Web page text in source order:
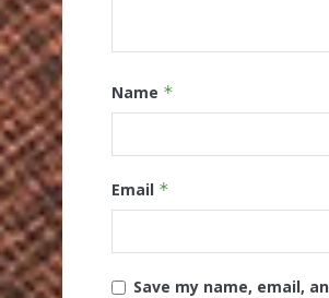
Name *
Email *
Save my name, email,